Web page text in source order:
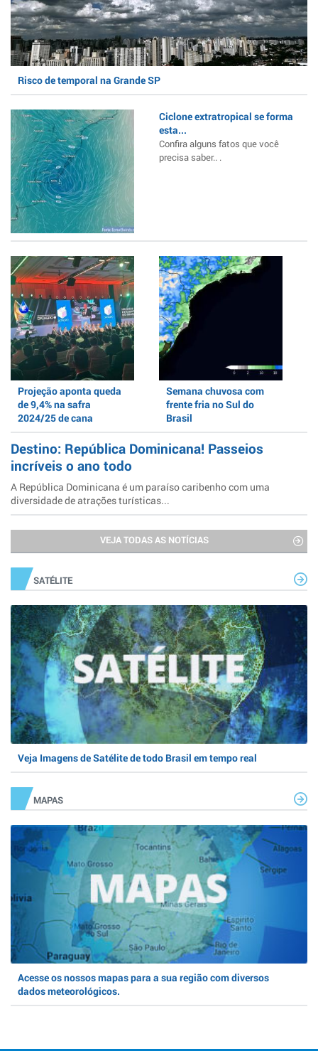
Risco de temporal na Grande SP
Ciclone extratropical se forma
esta...
Confira alguns fatos que você
precisa saber.. .
Projeção aponta queda
de 9,4% na safra
2024/25 de cana
Semana chuvosa com
frente fria no Sul do
Brasil
Destino: República Dominicana! Passeios
incríveis o ano todo
A República Dominicana é um paraíso caribenho com uma
diversidade de atrações turísticas...
VEJA TODAS AS NOTÍCIAS
SATÉLITE
Veja Imagens de Satélite de todo Brasil em tempo real
MAPAS
Acesse os nossos mapas para a sua região com diversos
dados meteorológicos.